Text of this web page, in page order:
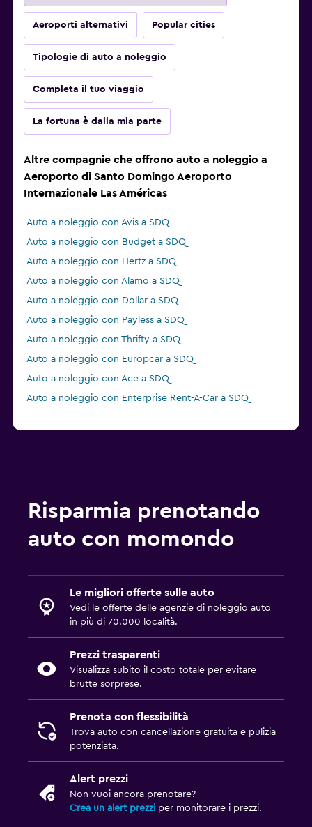
Aeroporti alternativi Popular cities
Tipologie di auto a noleggio
Completa il tuo viaggio
La fortuna è dalla mia parte
Altre compagnie che offrono auto a noleggio a
Aeroporto di Santo Domingo Aeroporto
Internazionale Las Américas
Auto a noleggio con Avis a SDQ
Auto a noleggio con Budget a SDQ
Auto a noleggio con Hertz a SDQ
Auto a noleggio con Alamo a SDQ
Auto a noleggio con Dollar a SDQ
Auto a noleggio con Payless a SDQ
Auto a noleggio con Thrifty a SDQ
Auto a noleggio con Europcar a SDQ
Auto a noleggio con Ace a SDQ
Auto a noleggio con Enterprise Rent-A-Car a SDQ
Risparmia prenotando
auto con momondo
Le migliori offerte sulle auto
Vedi le offerte delle agenzie di noleggio auto
in più di 70.000 località.
Prezzi trasparenti
Visualizza subito il costo totale per evitare
brutte sorprese.
Prenota con flessibilità
Trova auto con cancellazione gratuita e pulizia
potenziata.
Alert prezzi
Non vuoi ancora prenotare?
Crea un alert prezzi per monitorare i prezzi.